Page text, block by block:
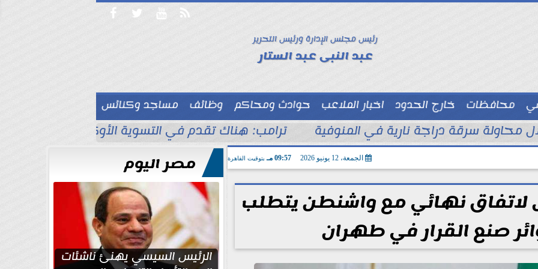
   
رئيس مجلس الإدارة ورئيس التحرير
عبد النبى عبد الستار
محافظات خارج الحدود اخبار الملاعب حوادث ومحاكم وظائف
مساجد وكنائس
توك شو 
ترامب: هناك تقدم في التسوية الأوكرانية
الجمعة، 12 يونيو 2026 09:57 مـ بتوقيت القاهرة
لاتفاق نهائي مع واشنطن يتطلب
صنع القرار في طهران
مصر اليوم
الرئيس السيسي يهنئ ناشئات